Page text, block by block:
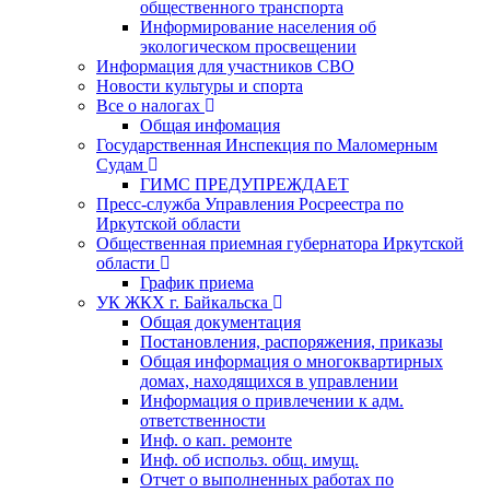
общественного транспорта
Информирование населения об
экологическом просвещении
Информация для участников СВО
Новости культуры и спорта
Все о налогах
Общая инфомация
Государственная Инспекция по Маломерным
Судам
ГИМС ПРЕДУПРЕЖДАЕТ
Пресс-служба Управления Росреестра по
Иркутской области
Общественная приемная губернатора Иркутской
области
График приема
УК ЖКХ г. Байкальска
Общая документация
Постановления, распоряжения, приказы
Общая информация о многоквартирных
домах, находящихся в управлении
Информация о привлечении к адм.
ответственности
Инф. о кап. ремонте
Инф. об использ. общ. имущ.
Отчет о выполненных работах по